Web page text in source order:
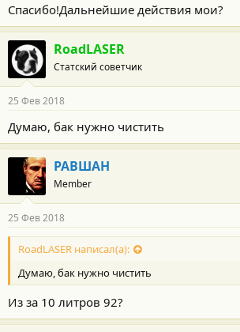
Спасибо!Дальнейшие действия мои?
RoadLASER
Статский советчик
25 Фев 2018
Думаю, бак нужно чистить
РАВШАН
Member
25 Фев 2018
RoadLASER написал(а):
Думаю, бак нужно чистить
Из за 10 литров 92?